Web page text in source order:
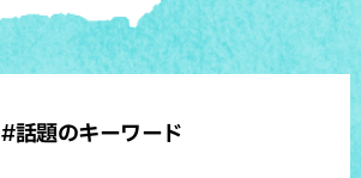
#話題のキーワード